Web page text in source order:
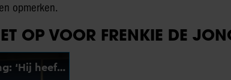
opmerken.
OP VOOR FRENKIE DE